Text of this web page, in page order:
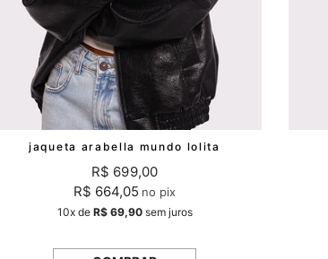
jaqueta arabella mundo lolita
R$ 699,00
R$ 664,05 no pix
10xde R$ 69,90sem juros